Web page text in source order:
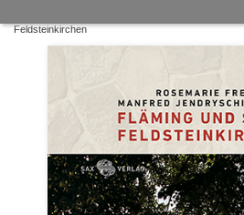
Feldsteinkirchen